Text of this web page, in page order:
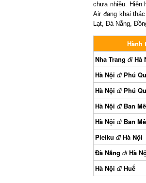
chưa nhiều. Hiện
Air đang khai
Lạt, Đà Nẵng,
Hành
Nha Trang đi Hà
Hà Nội đi Phú
Hà Nội đi Phú
Hà Nội đi Ban Mê
Hà Nội đi Ban Mê
Pleiku đi Hà Nội
Đà Nẵng đi Hà Nội
Hà Nội đi Huế